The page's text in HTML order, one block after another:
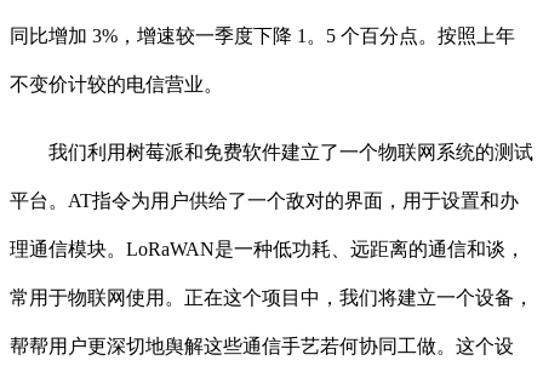
同比增加 3%，增速较一季度下降 1。5 个百分点。按照上年
不变价计较的电信营业。
我们利用树莓派和免费软件建立了一个物联网系统的测试
平台。AT指令为用户供给了一个敌对的界面，用于设置和办
理通信模块。LoRaWAN是一种低功耗、远距离的通信和谈，
常用于物联网使用。正在这个项目中，我们将建立一个设备，
帮帮用户更深切地舆解这些通信手艺若何协同工做。这个设